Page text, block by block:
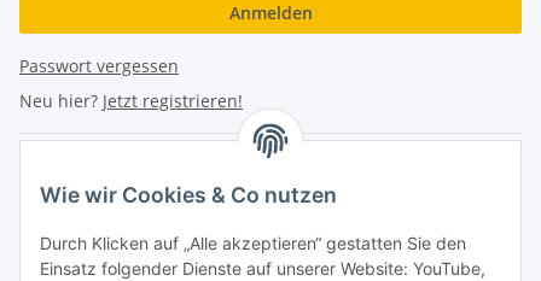
Anmelden
Passwort vergessen
Neu hier? Jetzt registrieren!
Hauptplatz 4
2870 Aspang
Wie wir Cookies & Co nutzen
Durch Klicken auf „Alle akzeptieren“ gestatten Sie den
Einsatz folgender Dienste auf unserer Website: YouTube,